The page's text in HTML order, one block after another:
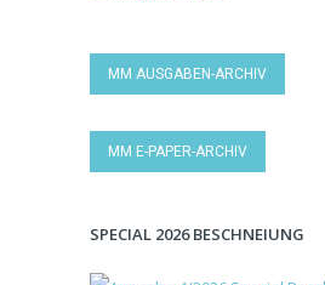
MM AUSGABEN-ARCHIV
MM E-PAPER-ARCHIV
SPECIAL 2026 BESCHNEIUNG